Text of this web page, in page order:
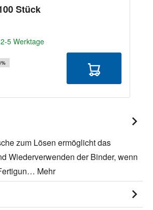
Stück
5 Werktage
zum Lösen ermöglicht das
Wiederverwenden der Binder, wenn
Mehr